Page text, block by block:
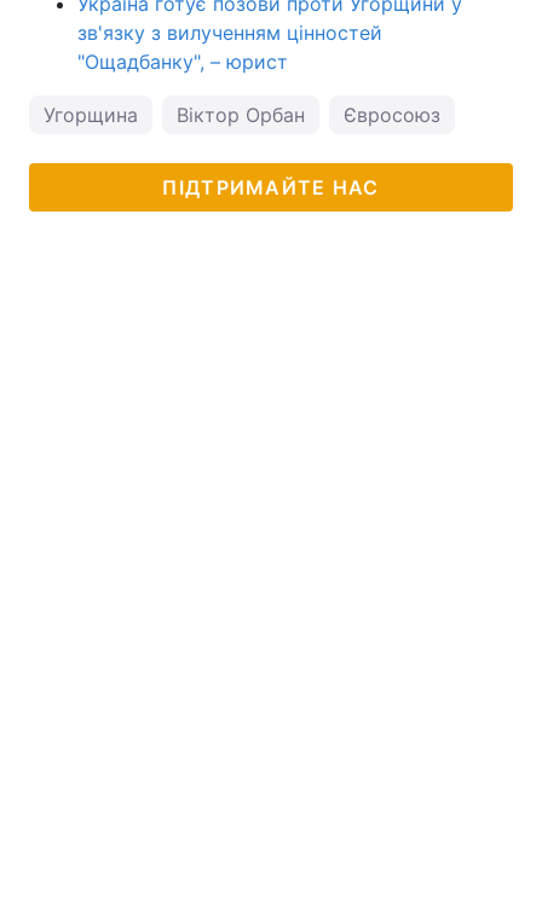
зв'язку з вилученням цінностей
"Ощадбанку", – юрист
Угорщина Віктор Орбан Євросоюз
ПІДТРИМАЙТЕ НАС